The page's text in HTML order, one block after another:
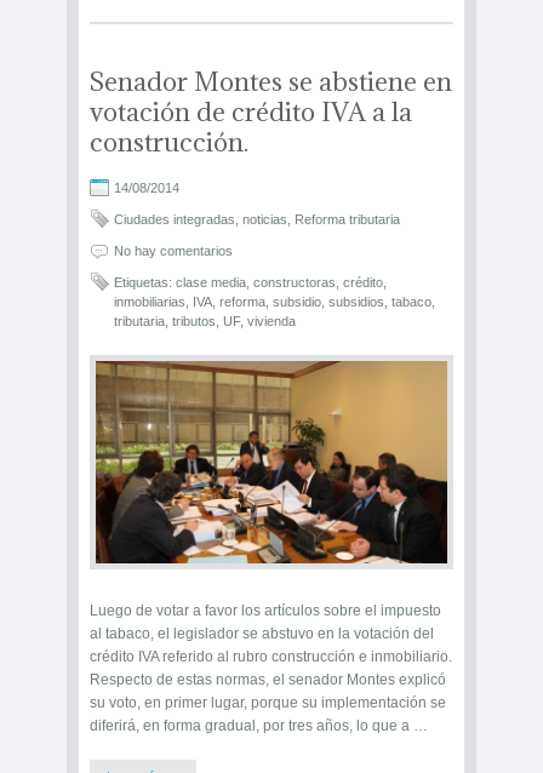
Senador Montes se abstiene en
votación de crédito IVA a la
construcción.
14/08/2014
Ciudades integradas noticias Reforma tributaria
No hay comentarios
Etiquetas: clase media constructoras crédito
inmobiliarias
IVA reforma subsidio subsidios tabaco
tributaria tributos UF, vivienda
Luego de votar a favor los artículos sobre el impuesto
al tabaco, el legislador se abstuvo en la votación del
crédito IVA referido al rubro construcción e inmobiliario.
Respecto de estas normas, el senador Montes explicó
su voto, en primer lugar, porque su implementación se
diferirá, en forma gradual, por tres años, lo que a …